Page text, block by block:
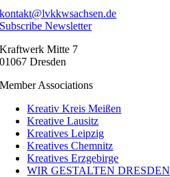
kontakt@lvkkwsachsen.de
Subscribe Newsletter
Kraftwerk Mitte 7
01067 Dresden
Member Associations
Kreativ Kreis Meißen
Kreative Lausitz
Kreatives Leipzig
Kreatives Chemnitz
Kreatives Erzgebirge
WIR GESTALTEN DRESDEN